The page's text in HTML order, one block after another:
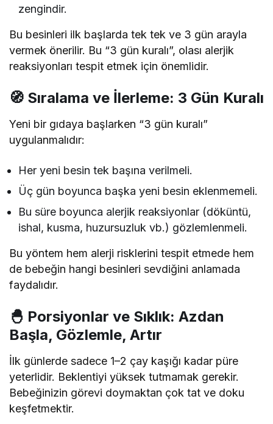
zengindir.
Bu besinleri ilk başlarda tek tek ve 3 gün arayla
vermek önerilir. Bu “3 gün kuralı”, olası alerjik
reaksiyonları tespit etmek için önemlidir.
🧭 Sıralama ve İlerleme: 3 Gün Kuralı
Yeni bir gıdaya başlarken “3 gün kuralı”
uygulanmalıdır:
Her yeni besin tek başına verilmeli.
Üç gün boyunca başka yeni besin eklenmemeli.
Bu süre boyunca alerjik reaksiyonlar (döküntü,
ishal, kusma, huzursuzluk vb.) gözlemlenmeli.
Bu yöntem hem alerji risklerini tespit etmede hem
de bebeğin hangi besinleri sevdiğini anlamada
faydalıdır.
🐣 Porsiyonlar ve Sıklık: Azdan
Başla, Gözlemle, Artır
İlk günlerde sadece 1–2 çay kaşığı kadar püre
yeterlidir. Beklentiyi yüksek tutmamak gerekir.
Bebeğinizin görevi doymaktan çok tat ve doku
keşfetmektir.